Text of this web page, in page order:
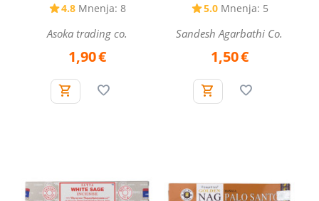
4.8 Mnenja: 8
Asoka trading co.
1,90€
5.0 Mnenja: 5
Sandesh Agarbathi Co.
1,50€